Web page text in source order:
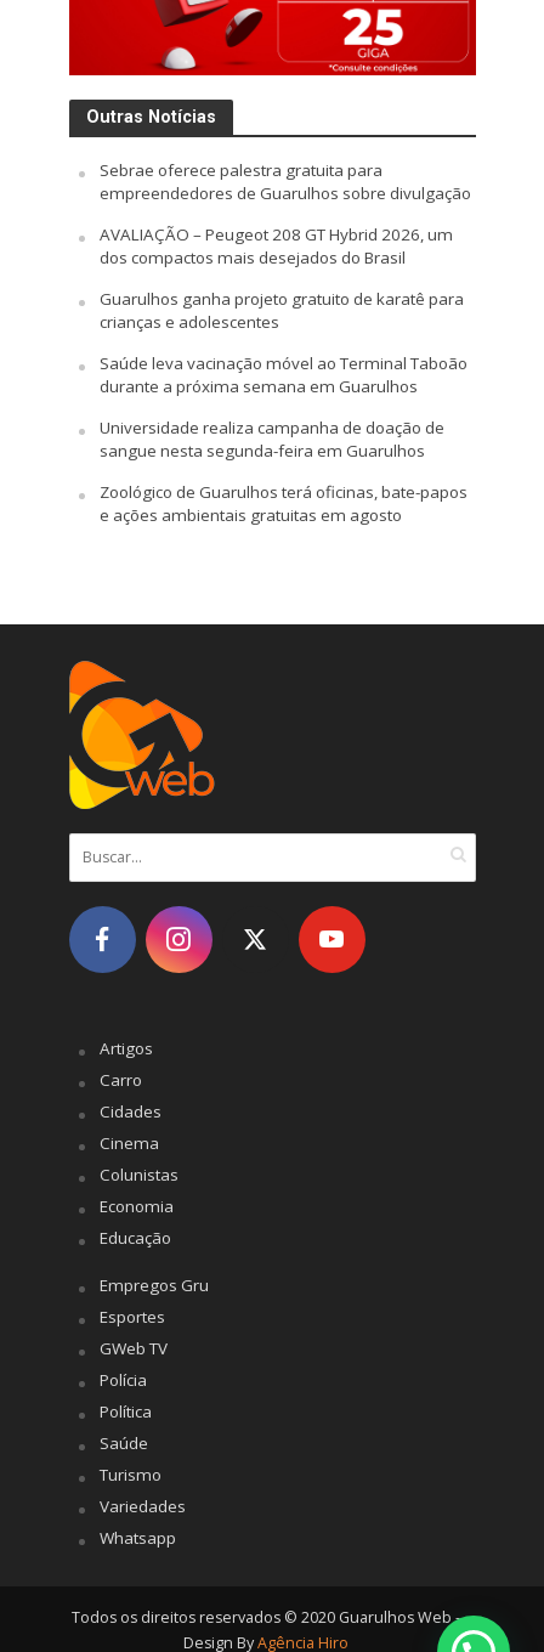
Outras Notícias
Sebrae oferece palestra gratuita para
empreendedores de Guarulhos sobre divulgação
AVALIAÇÃO – Peugeot 208 GT Hybrid 2026, um
dos compactos mais desejados do Brasil
Guarulhos ganha projeto gratuito de karatê para
crianças e adolescentes
Saúde leva vacinação móvel ao Terminal Taboão
durante a próxima semana em Guarulhos
Universidade realiza campanha de doação de
sangue nesta segunda-feira em Guarulhos
Zoológico de Guarulhos terá oficinas, bate-papos
e ações ambientais gratuitas em agosto
Artigos
Carro
Cidades
Cinema
Colunistas
Economia
Educação
Empregos Gru
Esportes
GWeb TV
Polícia
Política
Saúde
Turismo
Variedades
Whatsapp
Todos os direitos reservados © 2020 Guarulhos Web -
Design ByAgência Hiro